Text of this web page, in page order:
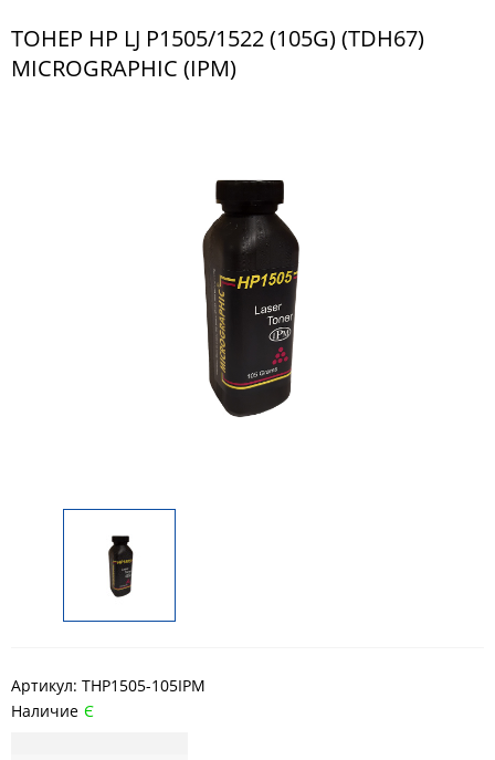
ТОНЕР HP LJ P1505/1522 (105G) (TDH67)
MICROGRAPHIC (IPM)
Артикул: THP1505-105IPM
Наличие Є